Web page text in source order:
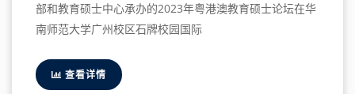
部和教育硕士中心承办的2023年粤港澳教育硕士论坛在华
南师范大学广州校区石牌校园国际
查看详情